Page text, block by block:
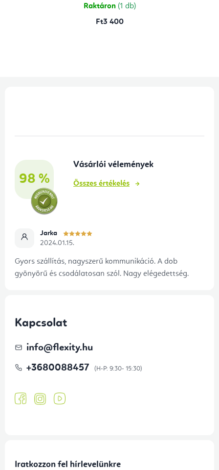
Raktáron (1 db)
Ft3 400
98 %
Vásárlói vélemények
Összes értékelés
Jarka
2024.01.15.
Gyors szállítás, nagyszerű kommunikáció. A dob
gyönyörű és csodálatosan szól. Nagy elégedettség.
Kapcsolat
info@flexity.hu
+3680088457
Iratkozzon fel hírlevelünkre